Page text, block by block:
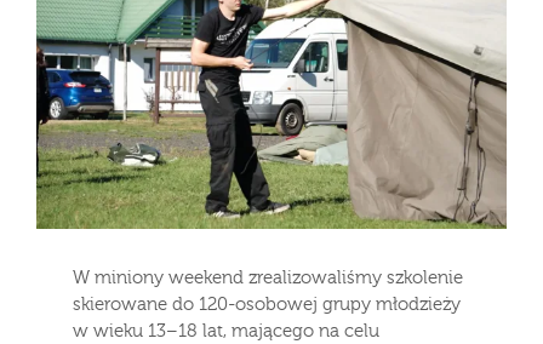
W miniony weekend zrealizowaliśmy szkolenie
skierowane do 120-osobowej grupy młodzieży
w wieku 13–18 lat, mającego na celu